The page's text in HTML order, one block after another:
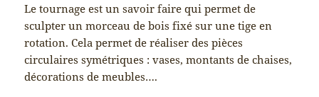
Le tournage est un savoir faire qui permet de
sculpter un morceau de bois fixé sur une tige en
rotation. Cela permet de réaliser des pièces
circulaires symétriques : vases, montants de chaises,
décorations de meubles….